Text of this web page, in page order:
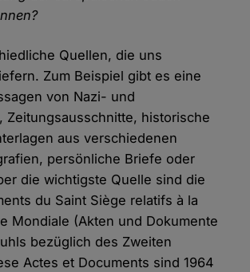
Quellen, die uns
Zum Beispiel gibt es eine
von Nazi- und
Zeitungsausschnitte, historische
aus verschiedenen
persönliche Briefe oder
die wichtigste Quelle sind die
du Saint Siège relatifs à la
Mondiale (Akten und Dokumente
bezüglich des Zweiten
Actes et Documents sind 1964